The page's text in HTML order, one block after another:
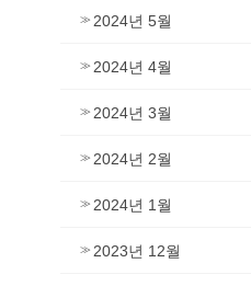
2024년 5월
2024년 4월
2024년 3월
2024년 2월
2024년 1월
2023년 12월